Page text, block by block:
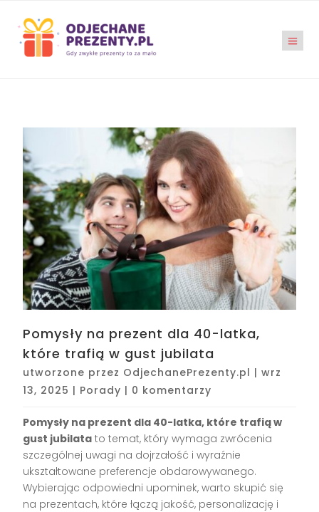
Pomysły na prezent dla 40-latka,
które trafią w gust jubilata
utworzone przez OdjechanePrezenty.pl |wrz
13, 2025 | Porady | 0 komentarzy
Pomysły na prezent dla 40-latka, które trafią w
gust jubilata to temat, który wymaga zwrócenia
szczególnej uwagi na dojrzałość i wyraźnie
ukształtowane preferencje obdarowywanego.
Wybierając odpowiedni upominek, warto skupić się
na prezentach, które łączą jakość, personalizację i